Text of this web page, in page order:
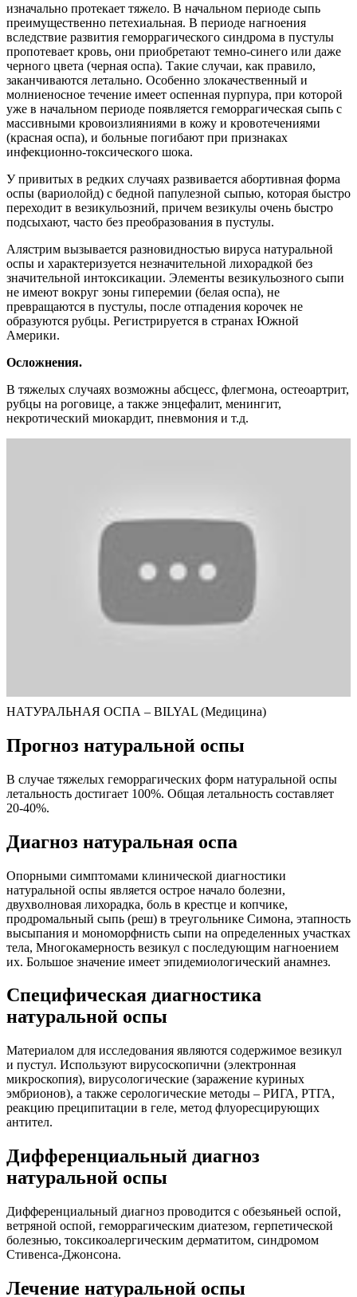
изначально протекает тяжело. В начальном периоде сыпь
преимущественно петехиальная. В периоде нагноения
вследствие развития геморрагического синдрома в пустулы
пропотевает кровь, они приобретают темно-синего или даже
черного цвета (черная оспа). Такие случаи, как правило,
заканчиваются летально. Особенно злокачественный и
молниеносное течение имеет оспенная пурпура, при которой
уже в начальном периоде появляется геморрагическая сыпь с
массивными кровоизлияниями в кожу и кровотечениями
(красная оспа), и больные погибают при признаках
инфекционно-токсического шока.
У привитых в редких случаях развивается абортивная форма
оспы (вариолойд) с бедной папулезной сыпью, которая быстро
переходит в везикульозний, причем везикулы очень быстро
подсыхают, часто без преобразования в пустулы.
Алястрим вызывается разновидностью вируса натуральной
оспы и характеризуется незначительной лихорадкой без
значительной интоксикации. Элементы везикульозного сыпи
не имеют вокруг зоны гиперемии (белая оспа), не
превращаются в пустулы, после отпадения корочек не
образуются рубцы. Регистрируется в странах Южной
Америки.
Осложнения.
В тяжелых случаях возможны абсцесс, флегмона, остеоартрит,
рубцы на роговице, а также энцефалит, менингит,
некротический миокардит, пневмония и т.д.
НАТУРАЛЬНАЯ ОСПА – BILYAL (Медицина)
Прогноз натуральной оспы
В случае тяжелых геморрагических форм натуральной оспы
летальность достигает 100%. Общая летальность составляет
20-40%.
Диагноз натуральная оспа
Опорными симптомами клинической диагностики
натуральной оспы является острое начало болезни,
двухволновая лихорадка, боль в крестце и копчике,
продромальный сыпь (реш) в треугольнике Симона, этапность
высыпания и мономорфнисть сыпи на определенных участках
тела, Многокамерность везикул с последующим нагноением
их. Большое значение имеет эпидемиологический анамнез.
Специфическая диагностика
натуральной оспы
Материалом для исследования являются содержимое везикул
и пустул. Используют вирусоскопични (электронная
микроскопия), вирусологические (заражение куриных
эмбрионов), а также серологические методы – РИГА, РТГА,
реакцию преципитации в геле, метод флуоресцирующих
антител.
Дифференциальный диагноз
натуральной оспы
Дифференциальный диагноз проводится с обезьяньей оспой,
ветряной оспой, геморрагическим диатезом, герпетической
болезнью, токсикоалергическим дерматитом, синдромом
Стивенса-Джонсона.
Лечение натуральной оспы